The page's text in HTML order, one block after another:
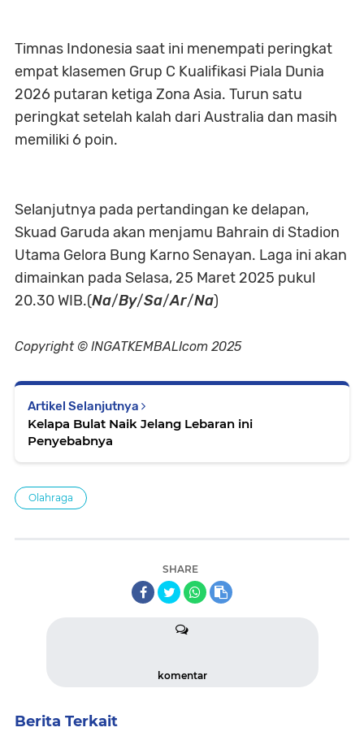
Timnas Indonesia saat ini menempati peringkat
empat klasemen Grup C Kualifikasi Piala Dunia
2026 putaran ketiga Zona Asia. Turun satu
peringkat setelah kalah dari Australia dan masih
memiliki 6 poin.
Selanjutnya pada pertandingan ke delapan,
Skuad Garuda akan menjamu Bahrain di Stadion
Utama Gelora Bung Karno Senayan. Laga ini akan
dimainkan pada Selasa, 25 Maret 2025 pukul
20.30 WIB.(Na/By/Sa/Ar/Na)
Copyright © INGATKEMBALIcom 2025
Artikel Selanjutnya
Kelapa Bulat Naik Jelang Lebaran ini
Penyebabnya
Olahraga
SHARE
komentar
Berita Terkait